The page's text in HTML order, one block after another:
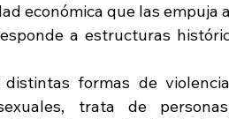
económica que las empuja
a estructuras
formas de
trata de